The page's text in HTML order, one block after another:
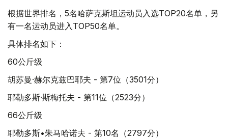
根据世界排名，5名哈萨克斯坦运动员入选TOP20名单，另
有一名运动员进入TOP50名单。
具体排名如下：
60公斤级
胡苏曼·赫尔克兹巴耶夫 - 第7位（3501分）
耶勒多斯·斯梅托夫 - 第11位（2523分）
66公斤级
耶勒多斯•朱马哈诺夫 - 第10名（2797分）